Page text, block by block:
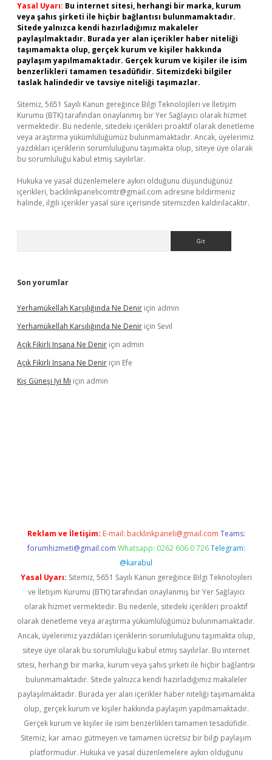
Yasal Uyarı: Bu internet sitesi, herhangi bir marka, kurum
veya şahıs şirketi ile hiçbir bağlantısı bulunmamaktadır.
Sitede yalnızca kendi hazırladığımız makaleler
paylaşılmaktadır. Burada yer alan içerikler haber niteliği
taşımamakta olup, gerçek kurum ve kişiler hakkında
paylaşım yapılmamaktadır. Gerçek kurum ve kişiler ile isim
benzerlikleri tamamen tesadüfidir. Sitemizdeki bilgiler
taslak halindedir ve tavsiye niteliği taşımazlar.
Sitemiz, 5651 Sayılı Kanun gereğince Bilgi Teknolojileri ve İletişim
Kurumu (BTK) tarafından onaylanmış bir Yer Sağlayıcı olarak hizmet
vermektedir. Bu nedenle, sitedeki içerikleri proaktif olarak denetleme
veya araştırma yükümlülüğümüz bulunmamaktadır. Ancak, üyelerimiz
yazdıkları içeriklerin sorumluluğunu taşımakta olup, siteye üye olarak
bu sorumluluğu kabul etmiş sayılırlar.
Hukuka ve yasal düzenlemelere aykırı olduğunu düşündüğünüz
içerikleri, backlinkpanelicomtr@gmail.com adresine bildirmeniz
halinde, ilgili içerikler yasal süre içerisinde sitemizden kaldırılacaktır.
Son yorumlar
Yerhamükellah Karşılığında Ne Denir için admin
Yerhamükellah Karşılığında Ne Denir için Sevil
Açık Fikirli Insana Ne Denir için admin
Açık Fikirli Insana Ne Denir için Efe
Kış Güneşi Iyi Mi için admin
Reklam ve İletişim: E-mail: backlinkpaneli@gmail.com Teams:
forumhizmeti@gmail.com Whatsapp: 0262 606 0 726 Telegram:
@karabul
Yasal Uyarı: Sitemiz, 5651 Sayılı Kanun gereğince Bilgi Teknolojileri
ve İletişim Kurumu (BTK) tarafından onaylanmış bir Yer Sağlayıcı
olarak hizmet vermektedir. Bu nedenle, sitedeki içerikleri proaktif
olarak denetleme veya araştırma yükümlülüğümüz bulunmamaktadır.
Ancak, üyelerimiz yazdıkları içeriklerin sorumluluğunu taşımakta olup,
siteye üye olarak bu sorumluluğu kabul etmiş sayılırlar. Bu internet
sitesi, herhangi bir marka, kurum veya şahıs şirketi ile hiçbir bağlantısı
bulunmamaktadır. Sitede yalnızca kendi hazırladığımız makaleler
paylaşılmaktadır. Burada yer alan içerikler haber niteliği taşımamakta
olup, gerçek kurum ve kişiler hakkında paylaşım yapılmamaktadır.
Gerçek kurum ve kişiler ile isim benzerlikleri tamamen tesadüfidir.
Sitemiz, kar amacı gütmeyen ve tamamen ücretsiz bir bilgi paylaşım
platformudur. Hukuka ve yasal düzenlemelere aykırı olduğunu